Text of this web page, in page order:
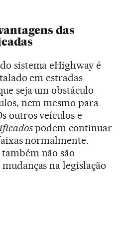
das
sistema eHighway é
em estradas
seja um obstáculo
nem mesmo para
outros veículos e
podem continuar
normalmente.
não são
na legislação